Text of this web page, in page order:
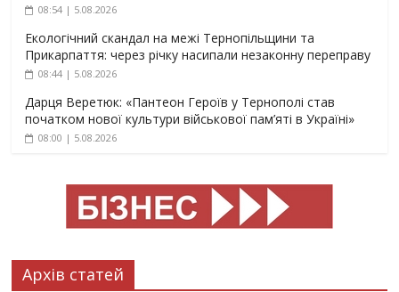
08:54 | 5.08.2026
Екологічний скандал на межі Тернопільщини та
Прикарпаття: через річку насипали незаконну переправу
08:44 | 5.08.2026
Дарця Веретюк: «Пантеон Героїв у Тернополі став
початком нової культури військової пам’яті в Україні»
08:00 | 5.08.2026
Архів статей